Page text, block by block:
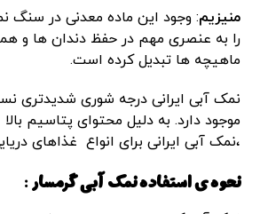
منیزیم: وجود این ماده معدنی در سنگ
را به عنصری مهم در حفظ دندان ها و
ماهیچه ها تبدیل کرده است.
نمک آبی ایرانی درجه شوری شدیدتری
موجود دارد. به دلیل محتوای پتاسیم
،نمک آبی ایرانی برای انواع غذاهای
نحوه ی استفاده نمک آبی گرمسار :